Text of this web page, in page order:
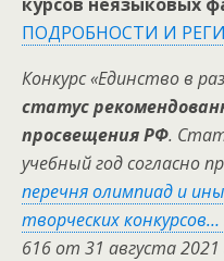
ПОДРОБНОСТИ И
Конкурс «Единство в
статус
просвещения РФ.
учебный год согласно
перечня олимпиад и
творческих
616 от 31 августа